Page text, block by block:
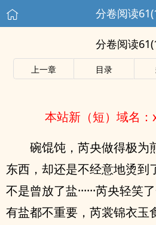
分卷阅读
分卷阅读
上一章 目录
本站新（短）域名
碗馄饨，芮央做得极为
东西，却还是不经意地烫到
不是曾放了盐······芮央轻
有盐都不重要，芮裳锦衣玉